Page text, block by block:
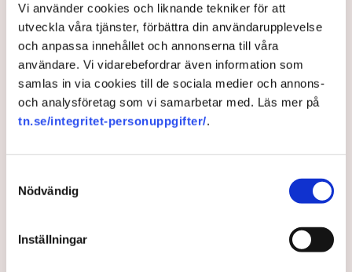
Vi använder cookies och liknande tekniker för att
utveckla våra tjänster, förbättra din användarupplevelse
och anpassa innehållet och annonserna till våra
användare. Vi vidarebefordrar även information som
samlas in via cookies till de sociala medier och annons-
och analysföretag som vi samarbetar med. Läs mer på
tn.se/integritet-personuppgifter/.
Nödvändig
Inställningar
Han pekar också på kompetensförsörjningen som en
växande utmaning.
– Vi behöver bli snabbare på att ställa om universitet och
utbildningssystem så att vi utbildar människor inom de
områden där näringslivet faktiskt efterfrågar kompetens.
Samtidigt måste Sverige fortsätta attrahera internationell
efter skatt i andra länder, då väljer de antagligen att flytta dit
Han menar också att trygghetsfrågan blivit viktigare.